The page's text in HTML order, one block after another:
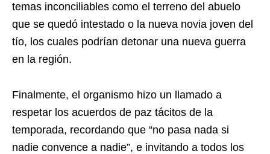
temas inconciliables como el terreno del abuelo
que se quedó intestado o la nueva novia joven del
tío, los cuales podrían detonar una nueva guerra
en la región.
Finalmente, el organismo hizo un llamado a
respetar los acuerdos de paz tácitos de la
temporada, recordando que “no pasa nada si
nadie convence a nadie”, e invitando a todos los